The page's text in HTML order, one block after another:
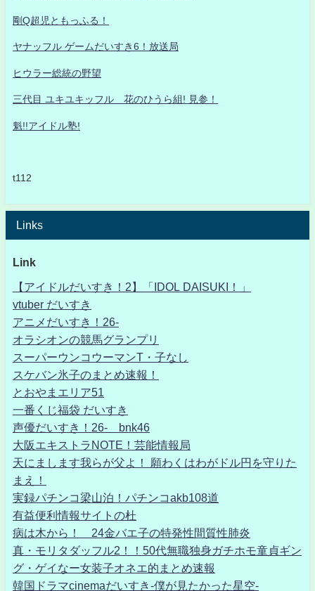
剛Q超児ともっふる！
ヤナッフル ゲームだいすき6！放送局
ヒウラー総統の野望
三代目 ユキユキッフル 花のひうら組! 見参！
魁!!アイドル塾!
t112
Links
Link
【アイドルだいすき！2】「IDOL DAISUKI！」
vtuber だいすき
アニメだいすき！26-
オラシオンの競馬グランプリ
スーパーウンコウーマンT・子なし
スケバン氷子のまとめ速報！
とおやまエリア51
一番くじ福袋 だいすき
声優だいすき！26- bnk46
大阪エキストラNOTE！芸能情報局
天にまします我らが父よ！ 願わくはわがドル円を守りた
まえ！
実録パチンコ梁山泊！パチンコakb108道
有益便利情報サイトの杜
病は木から！ 24金バエ子の特発性間質性肺炎
真・モリタダッフル2！！50代無職独身ガチホモ童貞ギン
グ・ゲイなー女装子オネエ的まとめ速報
韓国ドラマcinemaだいすき-僕が見たかった星空-